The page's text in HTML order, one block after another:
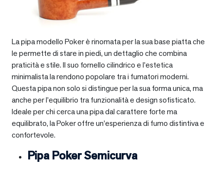
La pipa modello Poker è rinomata per la sua base piatta che
le permette di stare in piedi, un dettaglio che combina
praticità e stile. Il suo fornello cilindrico e l’estetica
minimalista la rendono popolare tra i fumatori moderni.
Questa pipa non solo si distingue per la sua forma unica, ma
anche per l’equilibrio tra funzionalità e design sofisticato.
Ideale per chi cerca una pipa dal carattere forte ma
equilibrato, la Poker offre un’esperienza di fumo distintiva e
confortevole.
Pipa Poker Semicurva